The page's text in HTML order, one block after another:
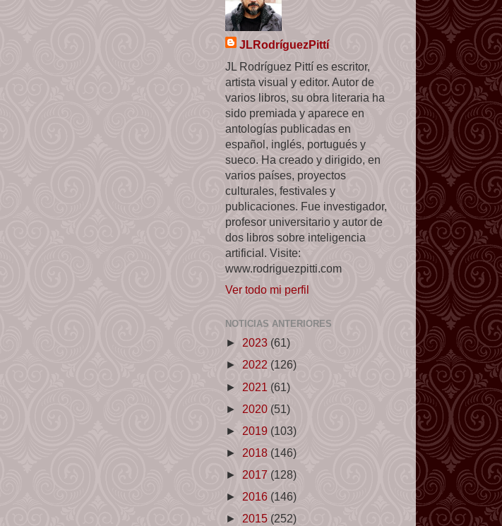
JLRodríguezPittí
JL Rodríguez Pittí es escritor,
artista visual y editor. Autor de
varios libros, su obra literaria ha
sido premiada y aparece en
antologías publicadas en
español, inglés, portugués y
sueco. Ha creado y dirigido, en
varios países, proyectos
culturales, festivales y
publicaciones. Fue investigador,
profesor universitario y autor de
dos libros sobre inteligencia
artificial. Visite:
www.rodriguezpitti.com
Ver todo mi perfil
NOTICIAS ANTERIORES
► 2023 (61)
► 2022 (126)
► 2021 (61)
► 2020 (51)
► 2019 (103)
► 2018 (146)
► 2017 (128)
► 2016 (146)
► 2015 (252)